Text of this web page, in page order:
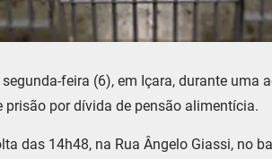
feira (6), em Içara, durante uma
por dívida de pensão alimentícia.
das 14h48, na Rua Ângelo Giassi, no